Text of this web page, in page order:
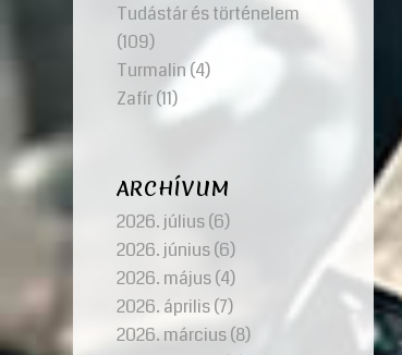
Tudástár és történelem
(109)
Turmalin (4)
Zafír(11)
ARCHÍVUM
2026. július(6)
2026. június(6)
2026. május(4)
2026. április(7)
2026. március(8)